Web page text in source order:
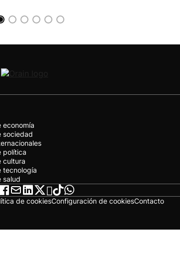
economía
sociedad
política
cultura
tecnología
salud
de cookiesConfiguración de cookiesContacto